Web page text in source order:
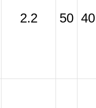
2.2 50 40